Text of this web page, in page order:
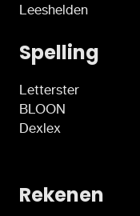
Leeshelden
Spelling
Letterster
BLOON
Dexlex
Rekenen